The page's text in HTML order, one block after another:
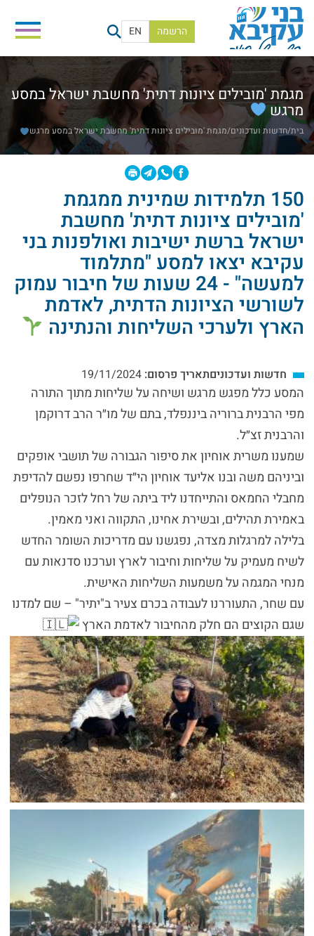
EN הרשמה
מגמת 'מובילים ציונות דתית' מחשבת ישראל במסע
מרגש
בית/חדשות ועדכונים/מגמת 'מובילים ציונות דתית' מחשבת ישראל במסע מרגש
150 תלמידות שמינית ממגמת
'מובילים ציונות דתית' מחשבת
ישראל ברשת ישיבות ואולפנות בני
עקיבא יצאו למסע "מתלמוד
למעשה" - 24 שעות של חיבור עמוק
לשורשי הציונות הדתית, לאדמת
הארץ ולערכי השליחות והנתינה
חדשות ועדכוניםתאריך פרסום:
המסע כלל מפגש מרגש ושיחה על שליחות מתוך התורה
מפי הרבנית ברוריה ביננפלד, בתם של מו״ר הרב דרוקמן
והרבנית זצ״ל.
שמענו משרית אוחיון את סיפור הגבורה של תושבי אופקים
וביניהם משה ובנו אליעד אוחיון הי״ד שחרפו נפשם להדיפת
מחבלי החמאס והתייחדנו ליד ביתה של רחל לזכר הנופלים
באמירת תהילים, ובשירת אחינו, התקווה ואני מאמין.
בלילה למרגלות מצדה, נפגשנו עם מדריכות השומר החדש
לשיח מעמיק על שליחות וחיבור לארץ וערכנו סדנאות עם
מנחי המגמה על משמעות השליחות האישית.
עם שחר, התעוררנו לעבודה בכרם צעיר ב"יתיר" – שם למדנו
שגם הקוצים הם חלק מהחיבור לאדמת הארץ